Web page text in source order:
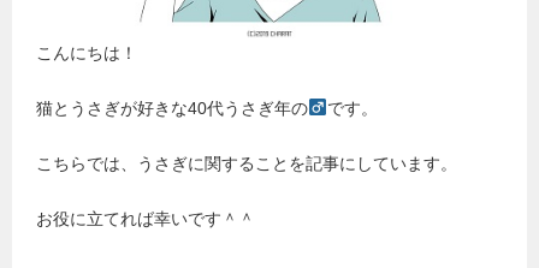
こんにちは！
猫とうさぎが好きな40代うさぎ年の です。
こちらでは、うさぎに関することを記事にしています。
お役に立てれば幸いです＾＾